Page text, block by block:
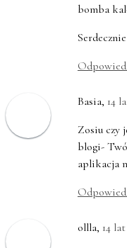
bomba
Basia, 14
Zosiu czy
blogi-
aplikacja
ollla, 14